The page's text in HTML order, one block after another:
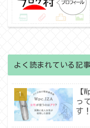
よく読まれている記事
【
っ
す！